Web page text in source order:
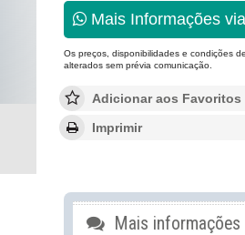
Mais Informações
Os preços, disponibilidades e condições
alterados sem prévia comunicação.
Adicionar aos Favoritos
Imprimir
Mais